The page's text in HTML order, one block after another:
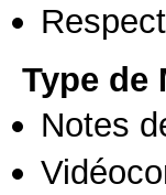
Type de
Notes